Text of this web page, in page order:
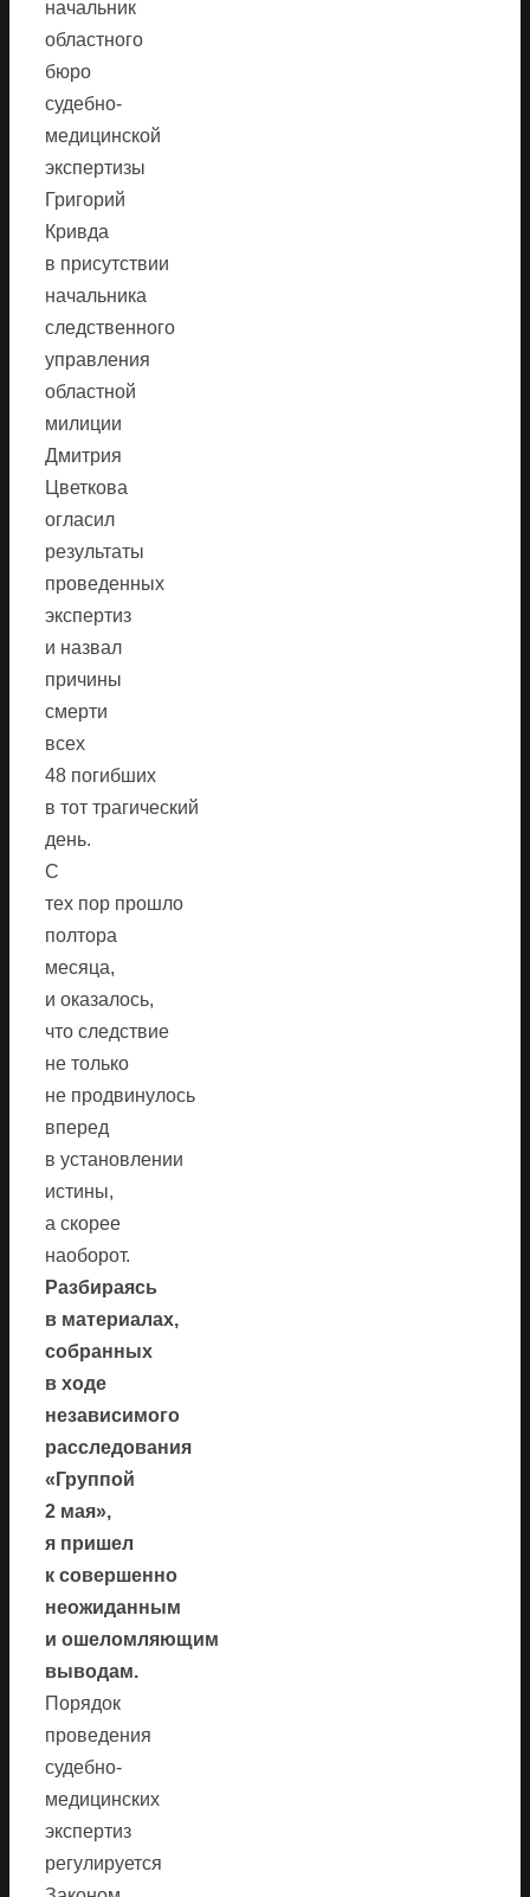
начальник
областного
бюро
судебно-
медицинской
экспертизы
Григорий
Кривда
в присутствии
начальника
следственного
управления
областной
милиции
Дмитрия
Цветкова
огласил
результаты
проведенных
экспертиз
и назвал
причины
смерти
всех
48 погибших
в тот трагический
день.
С
тех пор прошло
полтора
месяца,
и оказалось,
что следствие
не только
не продвинулось
вперед
в установлении
истины,
а скорее
наоборот.
Разбираясь
в материалах,
собранных
в ходе
независимого
расследования
«Группой
2 мая»,
я пришел
к совершенно
неожиданным
и ошеломляющим
выводам.
Порядок
проведения
судебно-
медицинских
экспертиз
регулируется